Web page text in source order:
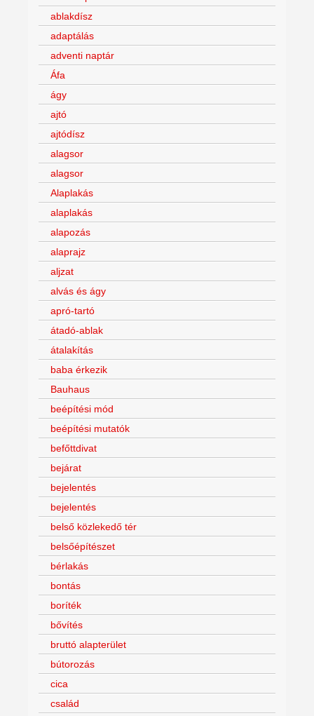
ablakdísz
adaptálás
adventi naptár
Áfa
ágy
ajtó
ajtódísz
alagsor
alagsor
Alaplakás
alaplakás
alapozás
alaprajz
aljzat
alvás és ágy
apró-tartó
átadó-ablak
átalakítás
baba érkezik
Bauhaus
beépítési mód
beépítési mutatók
befőttdivat
bejárat
bejelentés
bejelentés
belső közlekedő tér
belsőépítészet
bérlakás
bontás
boríték
bővítés
bruttó alapterület
bútorozás
cica
család